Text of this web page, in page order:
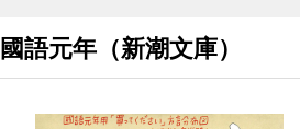
國語元年（新潮文庫）